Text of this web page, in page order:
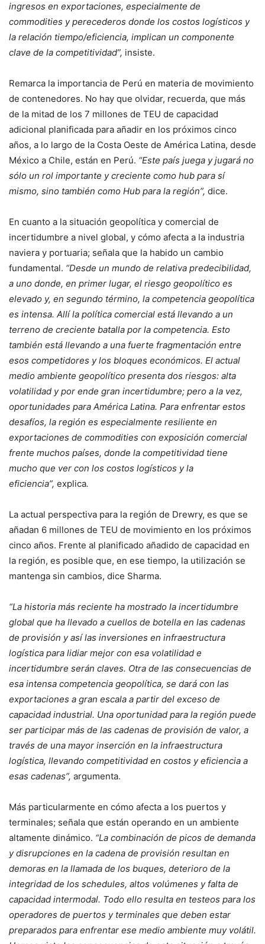
ingresos en exportaciones, especialmente de
commodities y perecederos donde los costos logísticos y
la relación tiempo/eficiencia, implican un componente
clave de la competitividad”, insiste.
Remarca la importancia de Perú en materia de movimiento
de contenedores. No hay que olvidar, recuerda, que más
de la mitad de los 7 millones de TEU de capacidad
adicional planificada para añadir en los próximos cinco
años, a lo largo de la Costa Oeste de América Latina, desde
México a Chile, están en Perú. “Este país juega y jugará no
sólo un rol importante y creciente como hub para sí
mismo, sino también como Hub para la región”, dice.
En cuanto a la situación geopolítica y comercial de
incertidumbre a nivel global, y cómo afecta a la industria
naviera y portuaria; señala que la habido un cambio
fundamental. “Desde un mundo de relativa predecibilidad,
a uno donde, en primer lugar, el riesgo geopolítico es
elevado y, en segundo término, la competencia geopolítica
es intensa. Allí la política comercial está llevando a un
terreno de creciente batalla por la competencia. Esto
también está llevando a una fuerte fragmentación entre
esos competidores y los bloques económicos. El actual
medio ambiente geopolítico presenta dos riesgos: alta
volatilidad y por ende gran incertidumbre; pero a la vez,
oportunidades para América Latina. Para enfrentar estos
desafíos, la región es especialmente resiliente en
exportaciones de commodities con exposición comercial
frente muchos países, donde la competitividad tiene
mucho que ver con los costos logísticos y la
eficiencia”, explica.
La actual perspectiva para la región de Drewry, es que se
añadan 6 millones de TEU de movimiento en los próximos
cinco años. Frente al planificado añadido de capacidad en
la región, es posible que, en ese tiempo, la utilización se
mantenga sin cambios, dice Sharma.
“La historia más reciente ha mostrado la incertidumbre
global que ha llevado a cuellos de botella en las cadenas
de provisión y así las inversiones en infraestructura
logística para lidiar mejor con esa volatilidad e
incertidumbre serán claves. Otra de las consecuencias de
esa intensa competencia geopolítica, se dará con las
exportaciones a gran escala a partir del exceso de
capacidad industrial. Una oportunidad para la región puede
ser participar más de las cadenas de provisión de valor, a
través de una mayor inserción en la infraestructura
logística, llevando competitividad en costos y eficiencia a
esas cadenas”, argumenta.
Más particularmente en cómo afecta a los puertos y
terminales; señala que están operando en un ambiente
altamente dinámico. “La combinación de picos de demanda
y disrupciones en la cadena de provisión resultan en
demoras en la llamada de los buques, deterioro de la
integridad de los schedules, altos volúmenes y falta de
capacidad intermodal. Todo ello resulta en testeos para los
operadores de puertos y terminales que deben estar
preparados para enfrentar ese medio ambiente muy volátil.